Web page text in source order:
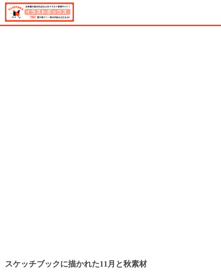
スケッチブックに描かれた11月と秋素材